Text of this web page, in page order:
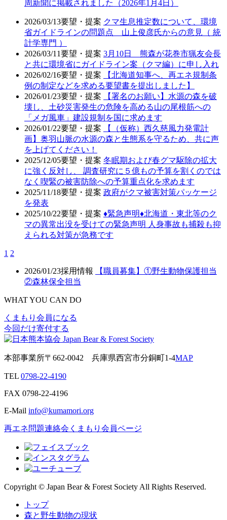
周新聞に掲載されました（2026年1月4日）
2026/03/13要望・提案 クマ生息推定数について、環境
省ガイドラインの問題点 山上俊彦氏からの意見（ 統
計学専門 ）
2026/03/11要望・提案 3月10日 熊森が花巻市猟友会長
と共に環境省にガイドライン案（クマ編）に申し入れ
2026/02/16要望・提案
【北海道知事へ、再エネ規制条
例の制定などを求める要望書を提出しました】
2026/01/23要望・提案
【署名のお願い】水源の森を破
壊し、土砂災害発生の危険を高める山の尾根筋への
「メガ風車」建設規制を国に求めます
2026/01/22要望・提案
【（仮称）西久慈風力発電計
画】奥羽山脈の水源の森と生態系を守るため、共に声
を上げてください！
2025/12/05要望・提案 冬眠期および春グマ駆除の拡大
に強く反対し、 調査研究に５億もの予算を割くのでは
なく喫緊の被害防除への予算重点化を求めます
2025/11/18要望・提案 政府がクマ被害対策パッケージ
を発表
2025/10/22要望・提案 ♦️緊急声明♦️北海道・東北等のク
マの異常出没を受けての緊急声明 人身事故も捕殺も抑
えられる対策が急務です
1 2
2026/01/23採用情報
【職員募集】①野生動物保護担当
②森林保全担当
WHAT YOU CAN DO
くまもり会員になる
今回だけ寄付する
本部事業所〒662-0042 兵庫県西宮市分銅町1-4MAP
TEL 0798-22-4190
FAX 0798-22-4196
E-Mail info@kumamori.org
再エネ問題連絡会 くまもり会員ページ
Copyright © Japan Bear & Forest Society All Rights Reserved.
トップ
森と野生動物の現状